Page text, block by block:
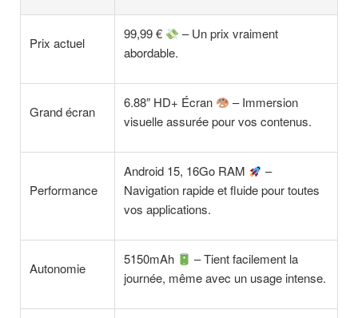
Prix actuel
99,99 €
– Un prix vraiment
abordable.
Grand écran
6.88″ HD+ Écran
– Immersion
visuelle assurée pour vos contenus.
Performance
Android 15, 16Go RAM
–
Navigation rapide et fluide pour toutes
vos applications.
Autonomie
5150mAh
– Tient facilement la
journée, même avec un usage intense.